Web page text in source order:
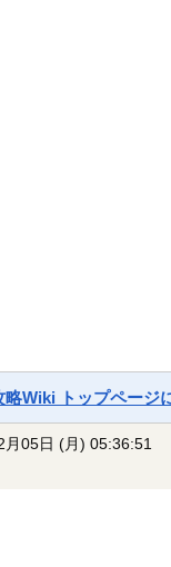
略Wiki トップページ
月05日 (月) 05:36:51